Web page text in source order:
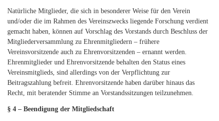
Natürliche Mitglieder, die sich in besonderer Weise für den Verein
und/oder die im Rahmen des Vereinszwecks liegende Forschung verdient
gemacht haben, können auf Vorschlag des Vorstands durch Beschluss der
Mitgliederversammlung zu Ehrenmitgliedern – frühere
Vereinsvorsitzende auch zu Ehrenvorsitzenden – ernannt werden.
Ehrenmitglieder und Ehrenvorsitzende behalten den Status eines
Vereinsmitglieds, sind allerdings von der Verpflichtung zur
Beitragszahlung befreit. Ehrenvorsitzende haben darüber hinaus das
Recht, mit beratender Stimme an Vorstandssitzungen teilzunehmen.
§ 4 – Beendigung der Mitgliedschaft